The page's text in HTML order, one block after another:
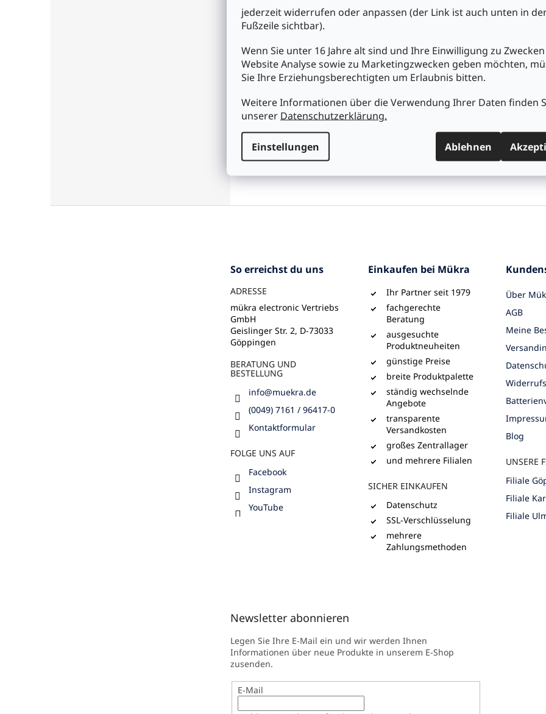
jederzeit widerrufen oder anpassen (der Link ist auch unten in
Fußzeile sichtbar).
Wenn Sie unter 16 Jahre alt sind und Ihre Einwilligung zu
Website Analyse sowie zu Marketingzwecken geben möchten,
Sie Ihre Erziehungsberechtigten um Erlaubnis bitten.
Weitere Informationen über die Verwendung Ihrer Daten finden
unserer Datenschutzerklärung.
Einstellungen Ablehnen
• RoHS konform
• Außenmaße: 113 x 69 x 53 (41+14) mm
• Innenmaße: 108 x 64 x 46 mm
•Farbe: schwarz
So erreichst du uns
ADRESSE
mükra electronic Vertriebs
GmbH
Geislinger Str. 2, D-73033
Göppingen
BERATUNG UND
BESTELLUNG
info@muekra.de
(0049) 7161 / 96417-0
Kontaktformular
FOLGE UNS AUF
Facebook
Instagram
YouTube
Einkaufen bei Mükra
Ihr Partner seit 1979
fachgerechte
Beratung
ausgesuchte
Produktneuheiten
günstige Preise
breite Produktpalette
ständig wechselnde
Angebote
transparente
Versandkosten
großes Zentrallager
und mehrere Filialen
SICHER EINKAUFEN
Datenschutz
SSL-Verschlüsselung
mehrere
Zahlungsmethoden
Über
AGB
Meine
Blog
UNSERE
Filiale
Filiale
Filiale
Newsletter abonnieren
Legen Sie Ihre E-Mail ein und wir werden Ihnen
Informationen über neue Produkte in unserem E-Shop
zusenden.
E-Mail